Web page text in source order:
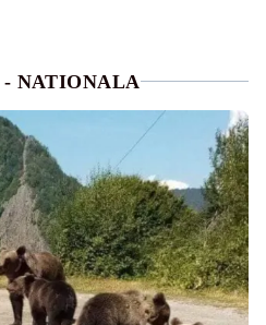
NATIONALA